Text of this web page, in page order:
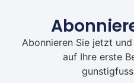
Abonnieren Sie jetzt
auf Ihre erste